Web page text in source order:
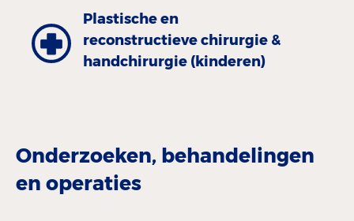
Plastische en
reconstructieve chirurgie &
handchirurgie (kinderen)
Onderzoeken, behandelingen
en operaties